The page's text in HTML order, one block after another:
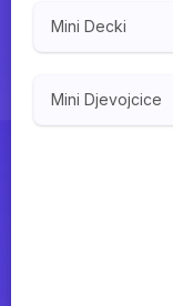
Mini Decki
Mini Djevojcice